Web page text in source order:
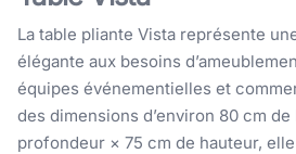
La table pliante Vista représente
élégante aux besoins
équipes événementielles et
des dimensions d’environ 80 cm
profondeur × 75 cm de hauteur,